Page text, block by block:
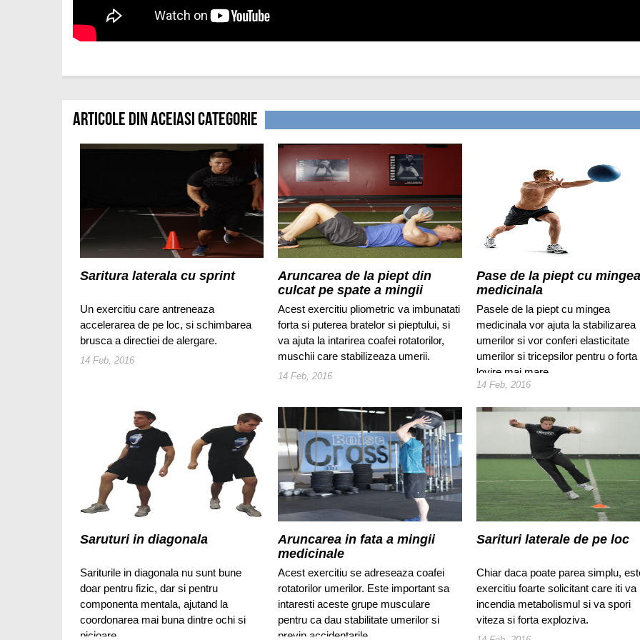
Articole din aceiasi categorie
Saritura laterala cu sprint
Un exercitiu care antreneaza
accelerarea de pe loc, si schimbarea
brusca a directiei de alergare.
14 Feb, 2016
Aruncarea de la piept din
culcat pe spate a mingii
medicinale
Acest exercitiu pliometric va imbunatati
forta si puterea bratelor si pieptului, si
va ajuta la intarirea coafei rotatorilor,
muschii care stabilizeaza umerii.
14 Feb, 2016
Pase de la piept cu mingea
medicinala
Pasele de la piept cu mingea
medicinala vor ajuta la stabilizarea
umerilor si vor conferi elasticitate
umerilor si tricepsilor pentru o forta
lovire mai mare.
14 Feb, 2016
Saruturi in diagonala
Sariturile in diagonala nu sunt bune
doar pentru fizic, dar si pentru
componenta mentala, ajutand la
coordonarea mai buna dintre ochi si
picioare.
Aruncarea in fata a mingii
medicinale
Acest exercitiu se adreseaza coafei
rotatorilor umerilor. Este important sa
intaresti aceste grupe musculare
pentru ca dau stabilitate umerilor si
previn accidentarile.
Sarituri laterale de pe loc
Chiar daca poate parea simplu,
exercitiu foarte solicitant care iti va
incendia metabolismul si va spori
viteza si forta exploziva.